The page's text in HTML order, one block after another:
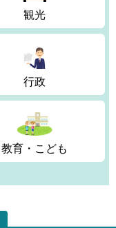
観光
行政
教育・こども